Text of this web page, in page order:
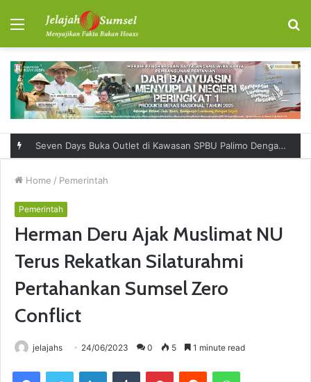
Menu
Seven Days Buka Outlet di Kawasan SPBU Palimo Dengan Konsep One Stop Hangout Destination
Home / Pemerintah
Pemerintah
Herman Deru Ajak Muslimat NU
Terus Rekatkan Silaturahmi
Pertahankan Sumsel Zero
Conflict
jelajahs 24/06/2023 0 5 1 minute read